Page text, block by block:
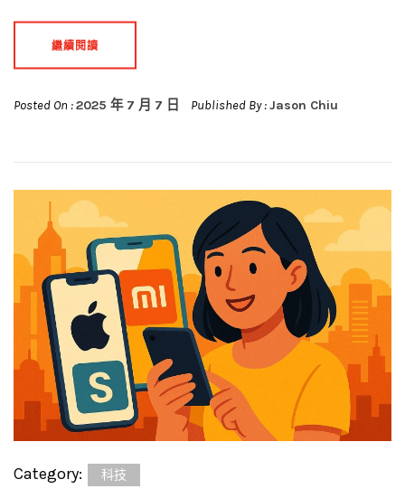
繼續閱讀
Posted On :2025 年 7 月 7 日 Published By :Jason Chiu
Category: 科技